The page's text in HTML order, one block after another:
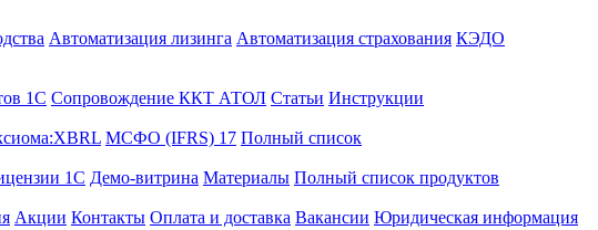
Автоматизация лизинга Автоматизация страхования КЭДО
1С Сопровождение ККТ АТОЛ Статьи Инструкции
МСФО (IFRS) 17 Полный список
1C Демо-витрина Материалы Полный список продуктов
Акции Контакты Оплата и доставка Вакансии Юридическая информация